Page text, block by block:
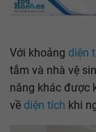
Với khoảng diện
tắm và nhà vệ
năng khác được
về diện tích khi